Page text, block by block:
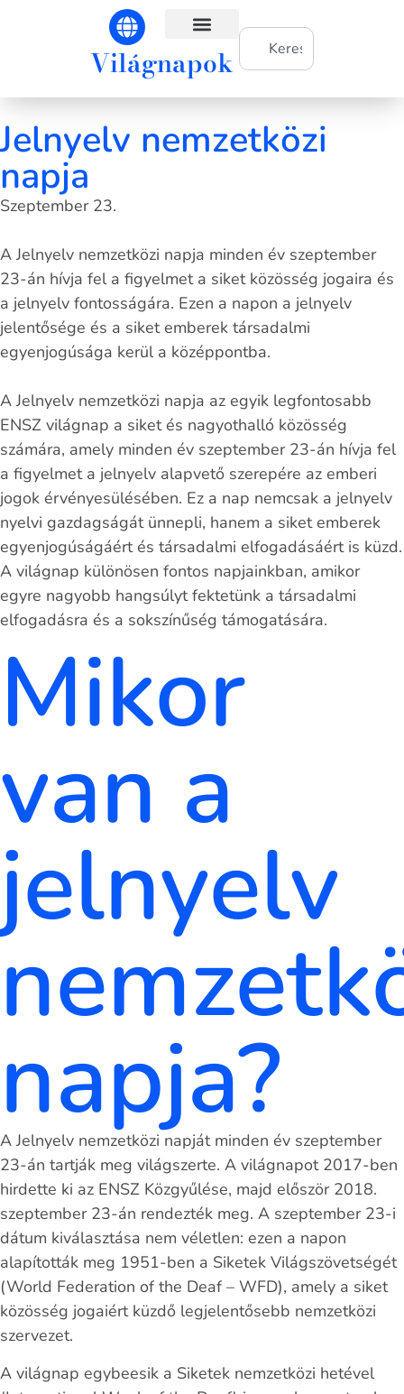
Világnapok
Jelnyelv nemzetközi
napja
Szeptember 23.
A Jelnyelv nemzetközi napja minden év szeptember
23-án hívja fel a figyelmet a siket közösség jogaira és
a jelnyelv fontosságára. Ezen a napon a jelnyelv
jelentősége és a siket emberek társadalmi
egyenjogúsága kerül a középpontba.
A Jelnyelv nemzetközi napja az egyik legfontosabb
ENSZ világnap a siket és nagyothalló közösség
számára, amely minden év szeptember 23-án hívja fel
a figyelmet a jelnyelv alapvető szerepére az emberi
jogok érvényesülésében. Ez a nap nemcsak a jelnyelv
nyelvi gazdagságát ünnepli, hanem a siket emberek
egyenjogúságáért és társadalmi elfogadásáért is küzd.
A világnap különösen fontos napjainkban, amikor
egyre nagyobb hangsúlyt fektetünk a társadalmi
elfogadásra és a sokszínűség támogatására.
Mikor
van a
jelnyelv
napja?
A Jelnyelv nemzetközi napját minden év szeptember
23-án tartják meg világszerte. A világnapot 2017-ben
hirdette ki az ENSZ Közgyűlése, majd először 2018.
szeptember 23-án rendezték meg. A szeptember 23-i
dátum kiválasztása nem véletlen: ezen a napon
alapították meg 1951-ben a Siketek Világszövetségét
(World Federation of the Deaf – WFD), amely a siket
közösség jogaiért küzdő legjelentősebb nemzetközi
szervezet.
A világnap egybeesik a Siketek nemzetközi hetével